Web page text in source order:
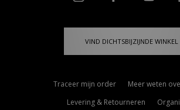
VIND DICHTSBIJZIJNDE WINKEL
Traceer mijn order
Meer weten
Levering & Retourneren